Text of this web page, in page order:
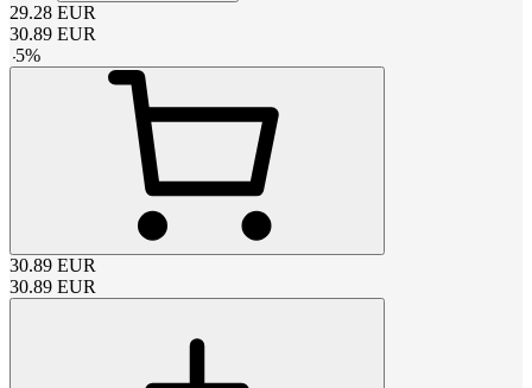
29.28 EUR
30.89 EUR
-5%
30.89 EUR
30.89 EUR